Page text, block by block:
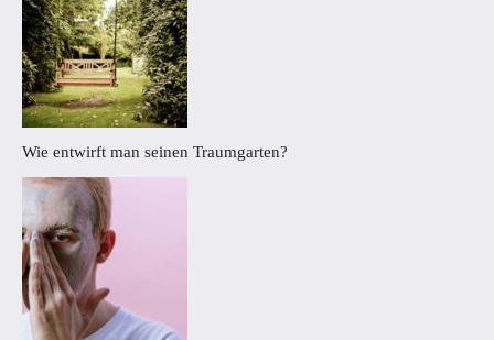
Wie entwirft man seinen Traumgarten?